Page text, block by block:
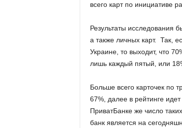
всего карт по инициативе
Результаты исследования
а также личных карт. Так,
Украине, то выходит, что
лишь каждый пятый, или
Больше всего карточек по
67%, далее в рейтинге
ПриватБанке же число
банк является на